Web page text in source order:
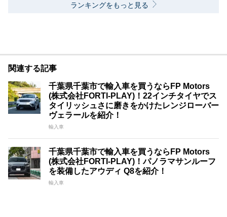
ランキングをもっと見る
関連する記事
千葉県千葉市で輸入車を買うならFP Motors
(株式会社FORTI-PLAY)！22インチタイヤでス
タイリッシュさに磨きをかけたレンジローバー
ヴェラールを紹介！
輸入車
千葉県千葉市で輸入車を買うならFP Motors
(株式会社FORTI-PLAY)！パノラマサンルーフ
を装備したアウディ Q8を紹介！
輸入車